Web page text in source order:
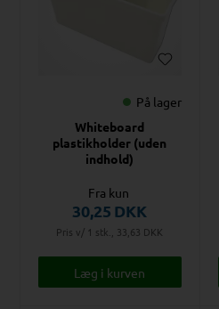
På lager
Whiteboard
plastikholder (uden
indhold)
Fra kun
30,25 DKK
Pris v/ 1 stk., 33,63 DKK